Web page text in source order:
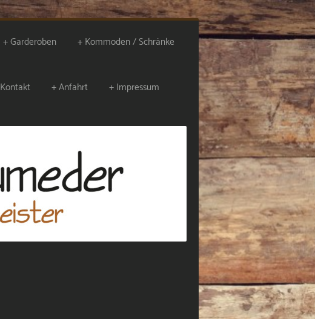
Garderoben Kommoden / Schränke
Kontakt Anfahrt Impressum